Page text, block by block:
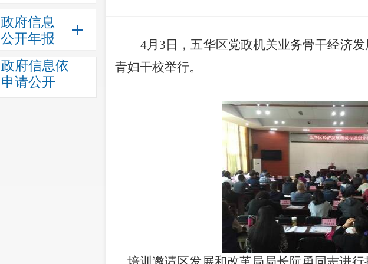
政府信息
公开年报
政府信息依
申请公开
4月3日 ，五华区党政机关业务骨干经济
青妇干校举行。